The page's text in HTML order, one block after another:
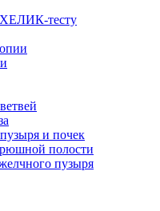
ХЕЛИК-тесту
и почек
полости
пузыря